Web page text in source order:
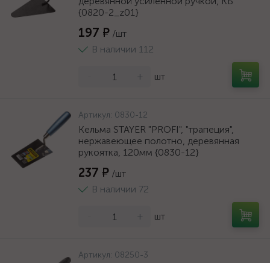
{0820-2_z01}
197 ₽ /шт
В наличии 112
+ шт
Артикул: 0830-12
Кельма STAYER "PROFI", "трапеция",
нержавеющее полотно, деревянная
рукоятка, 120мм {0830-12}
237 ₽ /шт
В наличии 72
+ шт
Артикул: 08250-3